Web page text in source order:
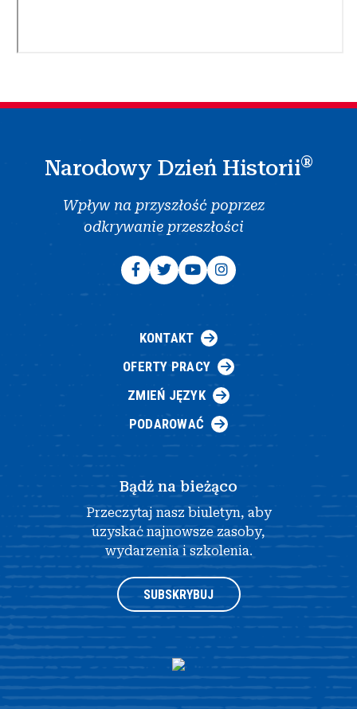
Narodowy Dzień Historii®
Wpływ na przyszłość poprzez
odkrywanie przeszłości
KONTAKT
OFERTY PRACY
ZMIEŃ JĘZYK
PODAROWAĆ
Bądź na bieżąco
Przeczytaj nasz biuletyn, aby
uzyskać najnowsze zasoby,
wydarzenia i szkolenia.
SUBSKRYBUJ